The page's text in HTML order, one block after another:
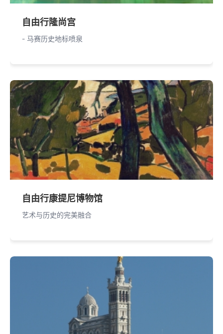
自由行隆尚宫
- 马赛历史地标喷泉
自由行康提尼博物馆
艺术与历史的完美融合